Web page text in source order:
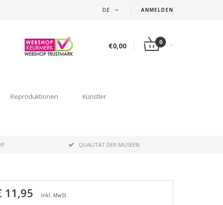
ANMELDEN
DE
€0,00 0
Reproduktionen Künstler
QUALITÄT DER MUSEEN
11,95 Inkl. MwSt.